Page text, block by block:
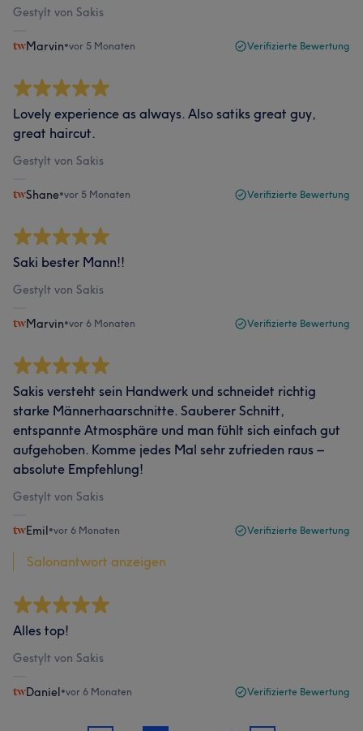
Gestylt von Sakis
Marvin•vor 5 Monaten Verifizierte Bewertung
Lovely experience as always. Also satiks great guy,
great haircut.
Gestylt von Sakis
Shane•vor 5 Monaten Verifizierte Bewertung
Saki bester Mann!!
Gestylt von Sakis
Marvin•vor 6 Monaten Verifizierte Bewertung
Sakis versteht sein Handwerk und schneidet richtig
starke Männerhaarschnitte. Sauberer Schnitt,
entspannte Atmosphäre und man fühlt sich einfach gut
aufgehoben. Komme jedes Mal sehr zufrieden raus –
absolute Empfehlung!
Gestylt von Sakis
Emil•vor 6 Monaten Verifizierte Bewertung
Salonantwort anzeigen
Alles top!
Gestylt von Sakis
Daniel•vor 6 Monaten Verifizierte Bewertung